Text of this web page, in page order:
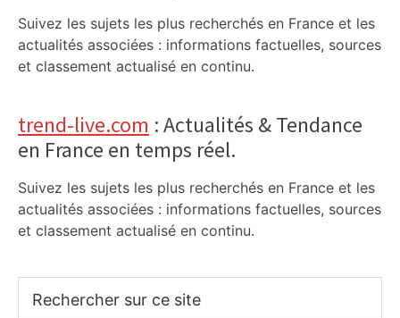
Suivez les sujets les plus recherchés en France et les
actualités associées : informations factuelles, sources
et classement actualisé en continu.
trend-live.com : Actualités & Tendance
en France en temps réel.
Suivez les sujets les plus recherchés en France et les
actualités associées : informations factuelles, sources
et classement actualisé en continu.
sur